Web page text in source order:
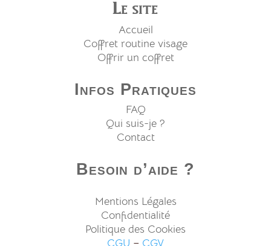
Le site
Accueil
Coffret routine visage
Offrir un coffret
Infos Pratiques
FAQ
Qui suis-je ?
Contact
Besoin d’aide ?
Mentions Légales
Confidentialité
Politique des Cookies
CGU – CGV